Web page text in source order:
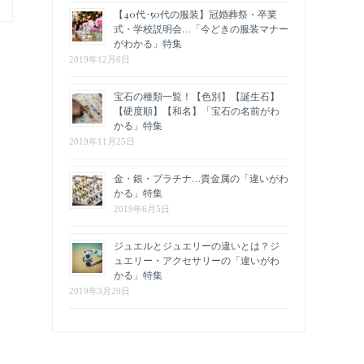
【40代･50代の服装】冠婚葬祭・卒業
式・学校説明会…「今どきの服装マナー
がわかる」特集
2019年12月6日
宝石の種類一覧！【色別】【誕生石】
【硬度順】【和名】「宝石の名前がわ
かる」特集
2019年11月25日
金・銀・プラチナ…貴金属の「違いがわ
かる」特集
2019年6月5日
ジュエルとジュエリーの違いとは？ジ
ュエリー・アクセサリーの「違いがわ
かる」特集
2019年3月29日